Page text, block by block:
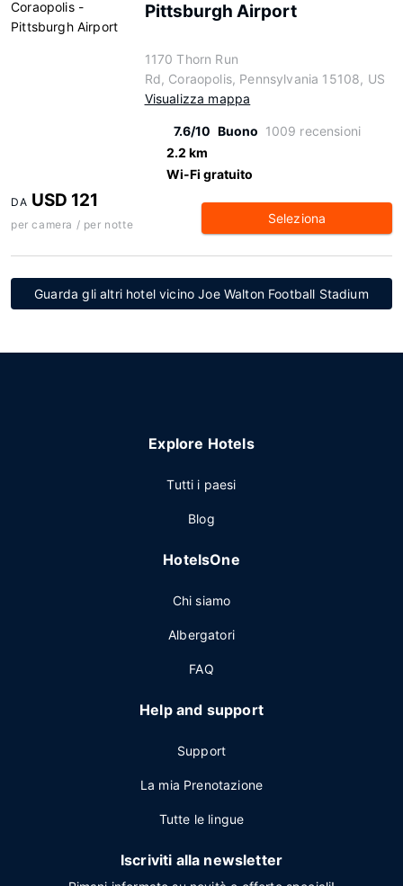
Pittsburgh Airport
1170 Thorn Run
Rd, Coraopolis, Pennsylvania 15108, US
Visualizza mappa
7.6/10 Buono 1009 recensioni
2.2 km
Wi-Fi gratuito
DA USD 121
per camera / per notte Seleziona
Guarda gli altri hotel vicino Joe Walton Football Stadium
Explore Hotels
Tutti i paesi
Blog
HotelsOne
Chi siamo
Albergatori
FAQ
Help and support
Support
La mia Prenotazione
Tutte le lingue
Iscriviti alla newsletter